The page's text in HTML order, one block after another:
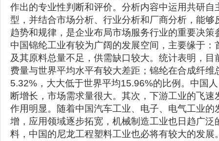
作出的专业性判断和评价。分析内容中运用共研自
型，并结合市场分析、行业分析和厂商分析，能够
趋势和规律，是企业布局市场服务行业的重要决策
中国锦纶工业有较为广阔的发展空间，主要缘于：
及其原料总量不足，供需缺口较大。统计表明，目
费量与世界平均水平有较大差距；锦纶在合成纤维
5.32%，大大低于世界平均15.96%的比例。中国
断增长，市场需求量很大。其次，下游工业的飞速
作用明显。随着中国汽车工业、电子、电气工业的
增，应用领域逐步拓宽，机械制造工业也日趋广泛
料，中国的尼龙工程塑料工业也必将有较大的发展